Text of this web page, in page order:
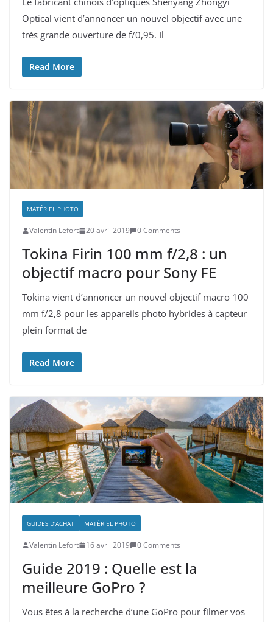
Optical vient d’annoncer un nouvel objectif avec une
très grande ouverture de f/0,95. Il
Read More
MATÉRIEL PHOTO
Valentin Lefort 20 avril 2019 0 Comments
Tokina Firin 100 mm f/2,8 : un
objectif macro pour Sony FE
Tokina vient d’annoncer un nouvel objectif macro 100
mm f/2,8 pour les appareils photo hybrides à capteur
plein format de
Read More
GUIDES D'ACHAT MATÉRIEL PHOTO
Valentin Lefort 16 avril 2019 0 Comments
Guide 2019 : Quelle est la
meilleure GoPro ?
Vous êtes à la recherche d’une GoPro pour filmer vos